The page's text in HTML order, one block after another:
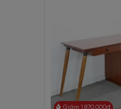
Sản phẩm có
Chiều cao của
Tổng thể ngoại
Các góc cạnh
Ngoài đồ dùng
Giảm 1.870.000đ